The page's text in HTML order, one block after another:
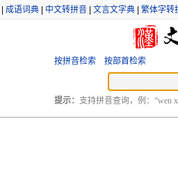
成语词典 中文转拼音 文言文字典 繁体字转
按拼音检索 按部首检索
提示： 支持拼音查询，例：“wen